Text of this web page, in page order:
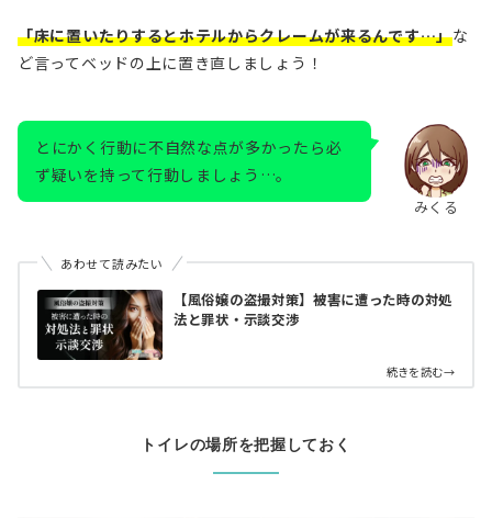
「床に置いたりするとホテルからクレームが来るんです…」な
ど言ってベッドの上に置き直しましょう！
みくる
とにかく行動に不自然な点が多かったら必
ず疑いを持って行動しましょう…。
あわせて読みたい
【風俗嬢の盗撮対策】被害に遭った時の対処
法と罪状・示談交渉
続きを読む→
トイレの場所を把握しておく